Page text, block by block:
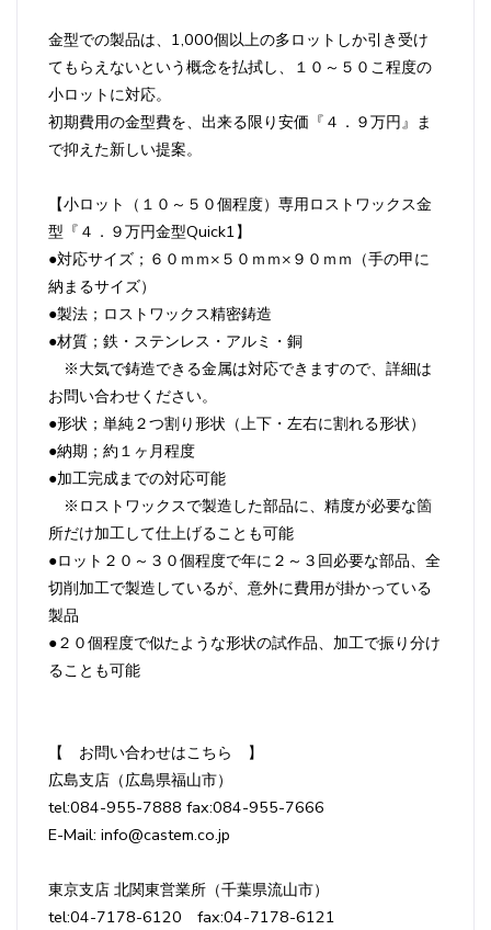
金型での製品は、1,000個以上の多ロットしか引き受け
てもらえないという概念を払拭し、１０～５０こ程度の
小ロットに対応。
初期費用の金型費を、出来る限り安価『４．９万円』ま
で抑えた新しい提案。
【小ロット（１０～５０個程度）専用ロストワックス金
型『４．９万円金型Quick1】
●対応サイズ；６０ｍｍ×５０ｍｍ×９０ｍｍ（手の甲に
納まるサイズ）
●製法；ロストワックス精密鋳造
●材質；鉄・ステンレス・アルミ・銅
※大気で鋳造できる金属は対応できますので、詳細は
お問い合わせください。
●形状；単純２つ割り形状（上下・左右に割れる形状）
●納期；約１ヶ月程度
●加工完成までの対応可能
※ロストワックスで製造した部品に、精度が必要な箇
所だけ加工して仕上げることも可能
●ロット２０～３０個程度で年に２～３回必要な部品、全
切削加工で製造しているが、意外に費用が掛かっている
製品
●２０個程度で似たような形状の試作品、加工で振り分け
ることも可能
【 お問い合わせはこちら 】
広島支店（広島県福山市）
tel:084-955-7888 fax:084-955-7666
E-Mail: info@castem.co.jp
東京支店 北関東営業所（千葉県流山市）
tel:04-7178-6120 fax:04-7178-6121